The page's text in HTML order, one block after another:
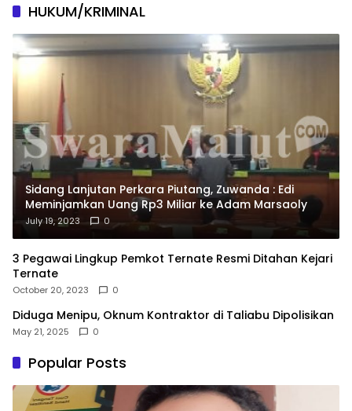
HUKUM/KRIMINAL
Sidang Lanjutan Perkara Piutang, Zuwanda : Edi
Meminjamkan Uang Rp3 Miliar ke Adam Marsaoly
July 19, 2023 0
3 Pegawai Lingkup Pemkot Ternate Resmi Ditahan Kejari
Ternate
October 20, 2023 0
Diduga Menipu, Oknum Kontraktor di Taliabu Dipolisikan
May 21, 2025 0
Popular Posts